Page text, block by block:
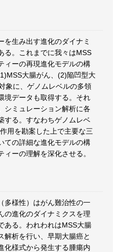
を生み出す進化のダイナミ
る。これまでに我々はMSS
ィーの再現進化モデルの構
大腸がん、(2)陥凹型大
象に、ゲノムレベルの多領
境データも取得する。それ
シミュレーション解析に各
する。すなわちゲノムレベ
用を勘案した上で主要な三
ての詳細な進化モデルの構
ーの理解を深化させる。
多様性）はがん難治性の一
の進化のダイナミクスを理
ある。われわれはMSS大腸
解析を行い、早期大腸癌と
化様式から発生する腫瘍内